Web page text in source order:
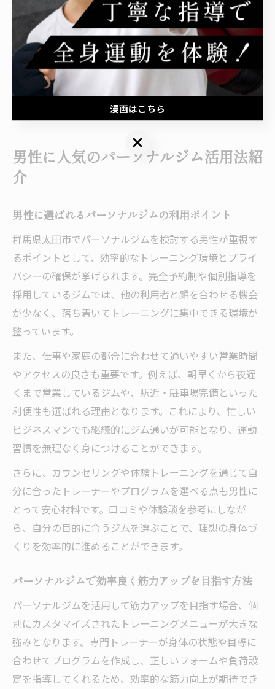
利用者向けにスムーズな受付やロッカーの完備など、利
便性を高める工夫がされています。
例えば、「仕事終わりにすぐ立ち寄れる」「混雑しない
時間帯を選べる」といった点が口コミでも高評価です。
体験や見学の際には、実際の利用シーンをイメージしな
がら施設やスタッフの対応を確認すると安心です。
男性に人気のパーソナルジム活用法紹
介
男性に選ばれるパーソナルジムの利用ポイント
群馬県太田市でパーソナルジムを検討する男性が重視す
るポイントとして、効率的なトレーニング環境とプライ
バシーの確保が挙げられます。完全予約制や個別指導を
採用しているジムでは、他の利用者と顔を合わせる機会
が少なく、落ち着いてトレーニングに集中できる環境が
整っています。
また、仕事や家庭の都合に合わせて通いやすい営業時間
やアクセスの良さも重要です。例えば、朝早くから夜遅
くまで営業しているジムや、駅近・駐車場完備といった
利便性も選ばれる理由となります。これにより、忙しい
ビジネスマンでも継続的にジム通いが可能となり、運動
習慣を無理なく身につけることができます。
さらに、カウンセリングや体験トレーニングを通じて自
分に合ったトレーナーやプログラムを選べる点も男性に
とって安心材料です。口コミや体験談を参考にしなが
ら、自分の目的に合うジムを選ぶことで、理想の身体づ
くりを効率的に進めることができます。
パーソナルジムで効率良く筋力アップを目指す方法
パーソナルジムを活用して筋力アップを目指す場合、個
別にカスタマイズされたトレーニングメニューが大きな
強みとなります。専門トレーナーが身体の状態や目標に
合わせてプログラムを作成し、正しいフォームや負荷設
定を指導してくれるため、効率的な筋力向上が期待でき
漫画はこちら
漫画はこちら